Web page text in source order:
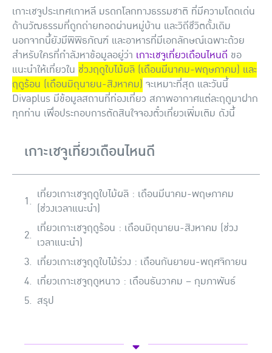
เกาะเชจูประเทศเกาหลี มรดกโลกทางธรรมชาติ ที่มีความโดดเด่น
ด้านวัฒธรรมที่ถูกถ่ายทอดผ่านหมู่บ้าน และวิถีชีวิตดั้งเดิม
นอกจากนี้ยังมีพิพิธภัณฑ์ และอาหารที่มีเอกลักษณ์เฉพาะด้วย
สำหรับใครที่กำลังหาข้อมูลอยู่ว่า เกาะเชจูเที่ยวเดือนไหนดี ขอ
แนะนำให้เที่ยวใน ช่วงฤดูใบไม้ผลิ (เดือนมีนาคม-พฤษภาคม) และ
ฤดูร้อน (เดือนมิถุนายน-สิงหาคม) จะเหมาะที่สุด และวันนี้
Divaplus มีข้อมูลสถานที่ท่องเที่ยว สภาพอากาศแต่ละฤดูมาฝาก
ทุกท่าน เพื่อประกอบการตัดสินใจจองตั๋วเที่ยวเพิ่มเติม ดังนี้
เกาะเชจูเที่ยวเดือนไหนดี
เที่ยวเกาะเชจูฤดูใบไม้ผลิ : เดือนมีนาคม-พฤษภาคม
(ช่วงเวลาแนะนำ)
เที่ยวเกาะเชจูฤดูร้อน : เดือนมิถุนายน-สิงหาคม (ช่วง
เวลาแนะนำ)
เที่ยวเกาะเชจูฤดูใบไม้ร่วง : เดือนกันยายน-พฤศจิกายน
เที่ยวเกาะเชจูฤดูหนาว : เดือนธันวาคม – กุมภาพันธ์
สรุป